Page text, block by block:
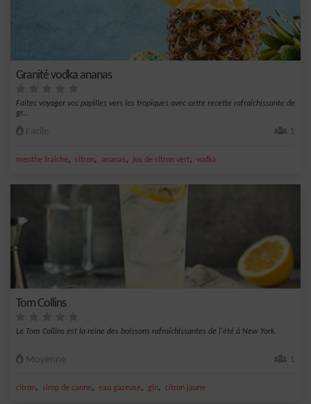
Granité vodka ananas
Faites voyager vos papilles vers les tropiques avec cette recette rafraîchissante de
gr...
Facile 1
menthe fraîche, citron, ananas, jus de citron vert, vodka
Tom Collins
Le Tom Collins est la reine des boissons rafraîchissantes de l'été à New York.
Moyenne 1
citron, sirop de canne, eau gazeuse, gin, citron jaune